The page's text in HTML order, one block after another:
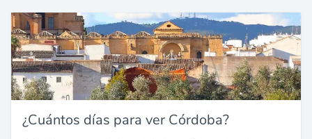
¿Cuántos días para ver Córdoba?